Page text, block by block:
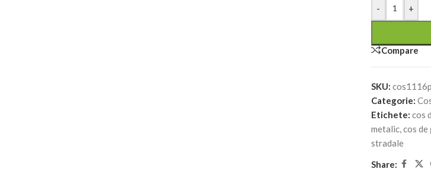
- +
Compare
SKU:
Categorie:
Etichete: cos
metalic,cos
stradale
Share: